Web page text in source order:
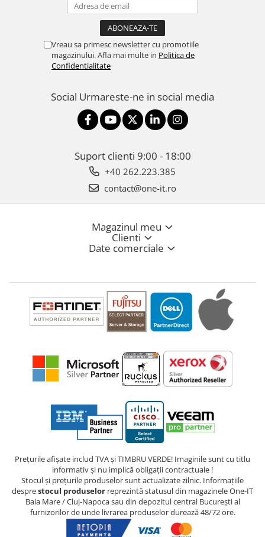
Vreau sa primesc newsletter cu promotiile
magazinului. Afla mai multe in Politica de
Confidentialitate
Social Urmareste-ne in social media
Suport clienti 9:00 - 18:00
+40 262.223.385
contact@one-it.ro
Magazinul meu
Clienti
Date comerciale
Prețurile afișate includ TVA și TIMBRU VERDE! Imaginile sunt cu titlu
informativ și nu implică obligații contractuale !
Stocul și prețurile produselor sunt actualizate zilnic. Informațiile
desprestocul produselor reprezintă statusul din magazinele One-IT
Baia Mare / Cluj-Napoca sau din depozitul central București al
furnizorilor de unde livrarea produselor durează 48/72 ore.